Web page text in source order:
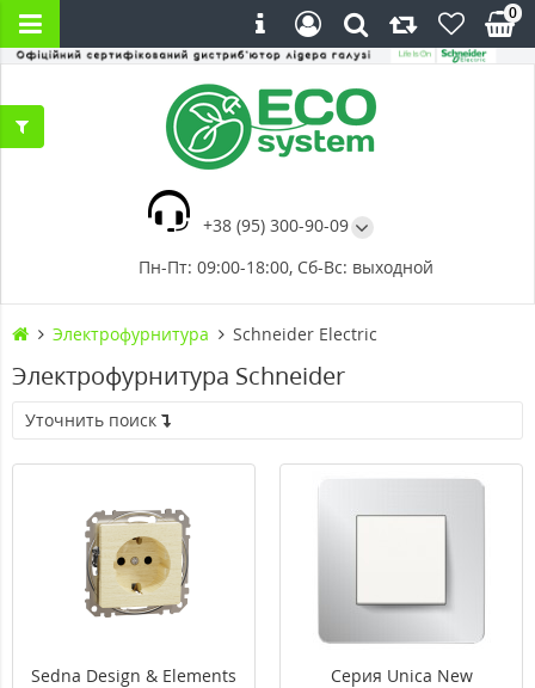
+38 (95) 300-90-09
Пн-Пт: 09:00-18:00, Сб-Вс: выходной
0
Электрофурнитура Schneider Electric
Электрофурнитура Schneider
Уточнить поиск
Sedna Design & Elements Серия Unica New